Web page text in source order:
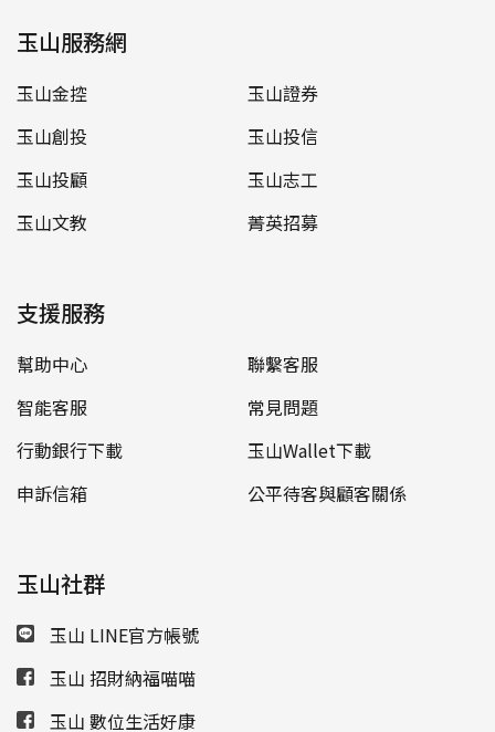
玉山服務網
玉山金控
玉山證券
玉山創投
玉山投信
玉山投顧
玉山志工
玉山文教
菁英招募
支援服務
幫助中心
聯繫客服
智能客服
常見問題
行動銀行下載
玉山Wallet下載
申訴信箱
公平待客與顧客關係
玉山社群
玉山 LINE官方帳號
玉山 招財納福喵喵
玉山 數位生活好康